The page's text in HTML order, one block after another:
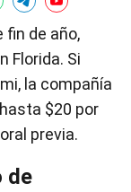
de año,
Florida. Si
la compañía
$20 por
previa.
de